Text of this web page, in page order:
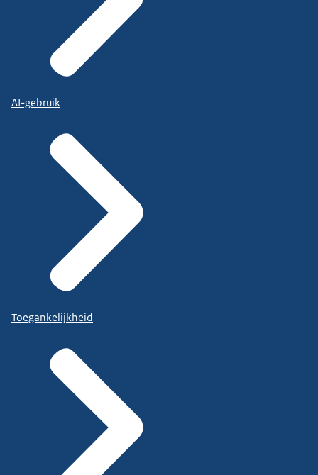
AI-gebruik
Toegankelijkheid